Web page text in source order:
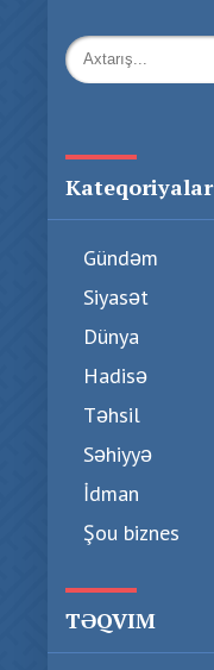
Kateqoriyalar
Gündəm
Siyasət
Dünya
Hadisə
Təhsil
Səhiyyə
İdman
Şou biznes
TƏQVIM